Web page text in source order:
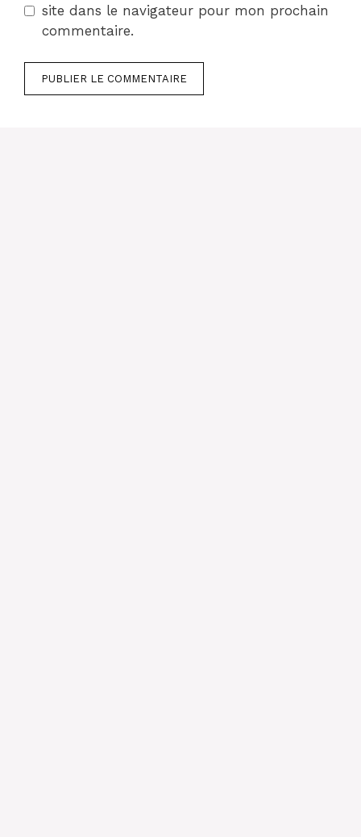
site dans le navigateur pour mon prochain
commentaire.